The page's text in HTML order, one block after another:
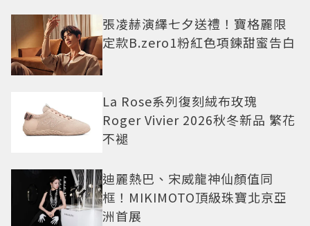
張凌赫演繹七夕送禮！寶格麗限
定款B.zero1粉紅色項鍊甜蜜告白
La Rose系列復刻絨布玫瑰
Roger Vivier 2026秋冬新品 繁花
不褪
迪麗熱巴、宋威龍神仙顏值同
框！MIKIMOTO頂級珠寶北京亞
洲首展